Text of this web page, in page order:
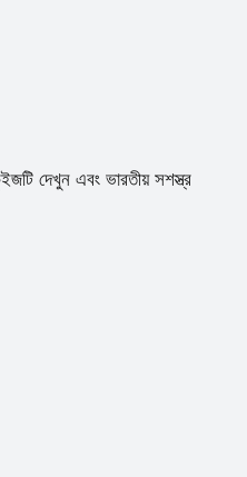
দেখুন এবং ভারতীয় সশস্ত্র